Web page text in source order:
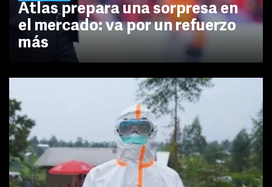
Atlas prepara una sorpresa en
el mercado: va por un refuerzo
más